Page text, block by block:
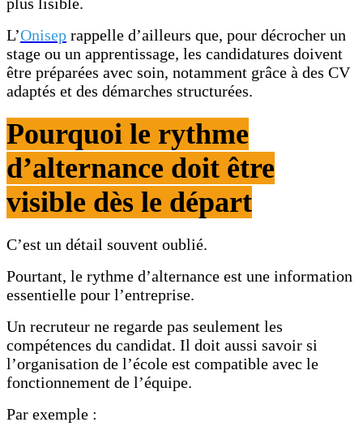
L’Onisep rappelle d’ailleurs que, pour décrocher un
stage ou un apprentissage, les candidatures doivent
être préparées avec soin, notamment grâce à des CV
adaptés et des démarches structurées.
Pourquoi le rythme
d’alternance doit être
visible dès le départ
C’est un détail souvent oublié.
Pourtant, le rythme d’alternance est une information
essentielle pour l’entreprise.
Un recruteur ne regarde pas seulement les
compétences du candidat. Il doit aussi savoir si
l’organisation de l’école est compatible avec le
fonctionnement de l’équipe.
Par exemple :